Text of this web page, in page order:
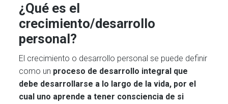
¿Qué es el
crecimiento/desarrollo
personal?
El crecimiento o desarrollo personal se puede definir
como un proceso de desarrollo integral que
debe desarrollarse a lo largo de la vida, por el
cual uno aprende a tener consciencia de si